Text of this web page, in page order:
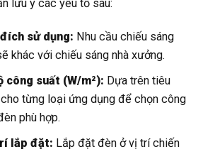
lưu ý các yếu tố sau:
sử dụng: Nhu cầu chiếu sáng
khác với chiếu sáng nhà xưởng.
công suất (W/m²): Dựa trên tiêu
từng loại ứng dụng để chọn công
phù hợp.
lắp đặt: Lắp đặt đèn ở vị trí chiến